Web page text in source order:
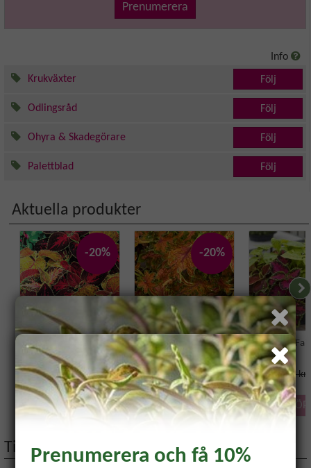
Prenumerera
Info
Krukväxter
Följ
Odlingsråd Följ
Ohyra & Skadegörare Följ
Palettblad Följ
Aktuella produkter
-20%
Palettblad 'Flame
Dancers'
35.20 44 kr
KÖP
-20%
Palettblad 'Colocha
Scarlet'
47.20 59 kr
KÖP
Palettblad
31.20 39 kr
KÖP
Tips på artiklar
Bli medlem och få 10% på
ditt första köp! *
Prenumerera och få 10%